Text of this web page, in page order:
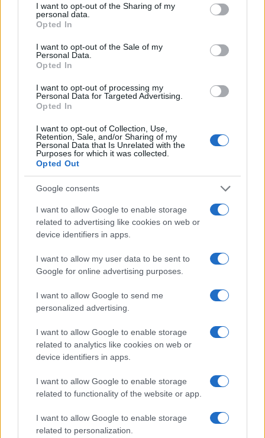
not limited to your visit or usage behaviour. You may click to
grant or deny consent to Google and its third-party tags to
use your data for below specified purposes in below Google
consent section.
I want to opt-out of the Sharing of my
personal data.
Opted In
I want to opt-out of the Sale of my
Personal Data.
Opted In
I want to opt-out of processing my
Personal Data for Targeted Advertising.
Opted In
I want to opt-out of Collection, Use,
Retention, Sale, and/or Sharing of my
Personal Data that Is Unrelated with the
Purposes for which it was collected.
Opted Out
Google consents
I want to allow Google to enable storage
related to advertising like cookies on web or
device identifiers in apps.
I want to allow my user data to be sent to
Google for online advertising purposes.
I want to allow Google to send me
personalized advertising.
I want to allow Google to enable storage
related to analytics like cookies on web or
device identifiers in apps.
I want to allow Google to enable storage
related to functionality of the website or app.
I want to allow Google to enable storage
related to personalization.
Nuova Zelanda: ondata di freddo eccezionale porta
Francesca Lombardi · 4 Ago 2026
NOTIZIE
attenzione sana
Francesca Lombardi · 1 Ago 2026
PIÙ LETTI
XPENG Partner del Teatro del Silenzio 2026: Veicoli
Elettrici e Musica in Sinfonia